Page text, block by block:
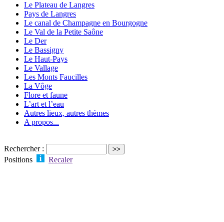
Le Plateau de Langres
Pays de Langres
Le canal de Champagne en Bourgogne
Le Val de la Petite Saône
Le Der
Le Bassigny
Le Haut-Pays
Le Vallage
Les Monts Faucilles
La Vôge
Flore et faune
L’art et l’eau
Autres lieux, autres thèmes
A propos...
Rechercher :
Positions
Recaler